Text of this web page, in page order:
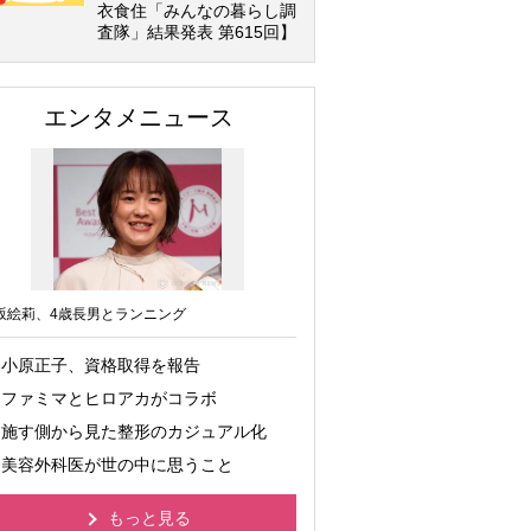
衣食住「みんなの暮らし調
査隊」結果発表 第615回】
エンタメニュース
絵莉、4歳長男とランニング
小原正子、資格取得を報告
ファミマとヒロアカがコラボ
施す側から見た整形のカジュアル化
美容外科医が世の中に思うこと
もっと見る